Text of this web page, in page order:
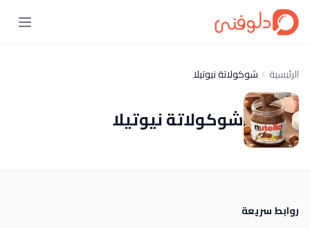
الرئيسية شوكولاتة نيوتيلا
شوكولاتة نيوتيلا
روابط سريعة